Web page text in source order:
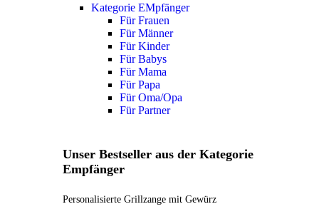
Kategorie EMpfänger
Für Frauen
Für Männer
Für Kinder
Für Babys
Für Mama
Für Papa
Für Oma/Opa
Für Partner
Unser Bestseller aus der Kategorie
Empfänger
Personalisierte Grillzange mit Gewürz